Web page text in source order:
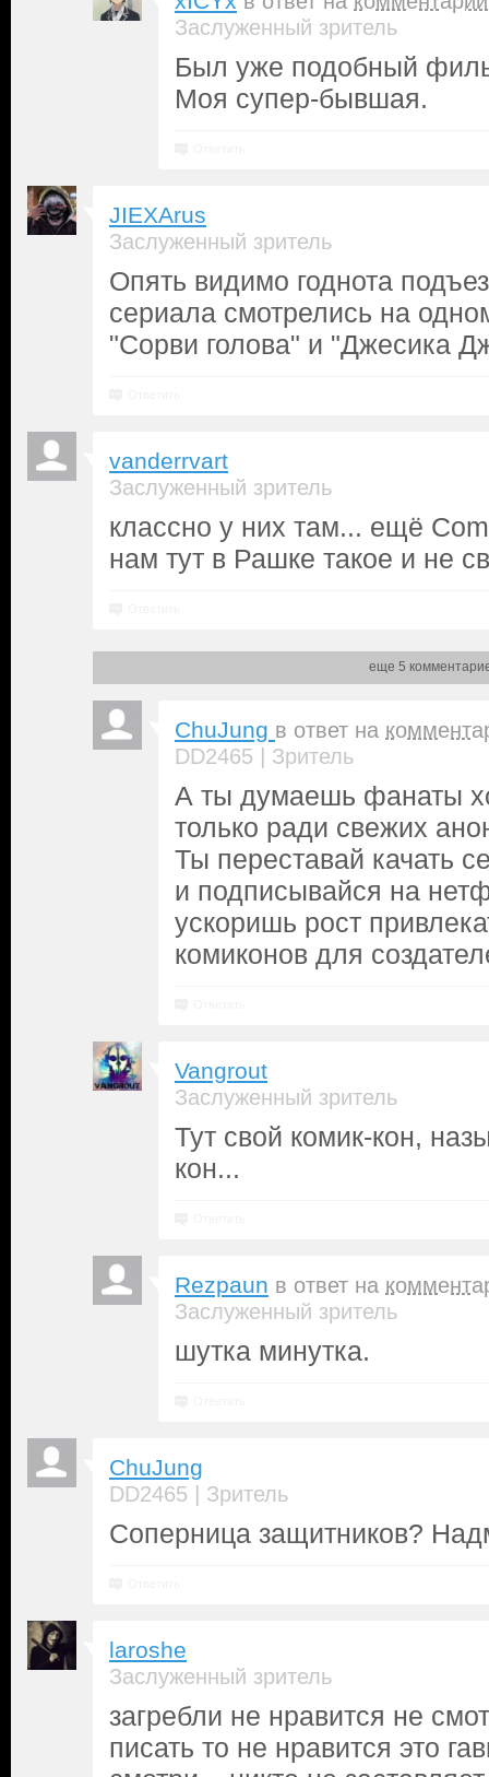
Заслуженный зритель
Был уже подобный
Моя супер-бывшая.
JIEXArus
Заслуженный зритель
Опять видимо годнота
сериала смотрелись на
"Сорви голова" и "Джесика
vanderrvart
Заслуженный зритель
классно у них там... ещё
нам тут в Рашке такое и не
еще 5
ChuJung в ответ на
DD2465 | Зритель
А ты думаешь фанаты
только ради свежих
Ты переставай качать
и подписывайся на
ускоришь рост
комиконов для
Vangrout
Заслуженный зритель
Тут свой комик-кон,
кон...
Rezpaun в ответ на
Заслуженный зритель
шутка минутка.
ChuJung
DD2465 | Зритель
Соперница защитников?
laroshe
Заслуженный зритель
загребли не нравится не
писать то не нравится это